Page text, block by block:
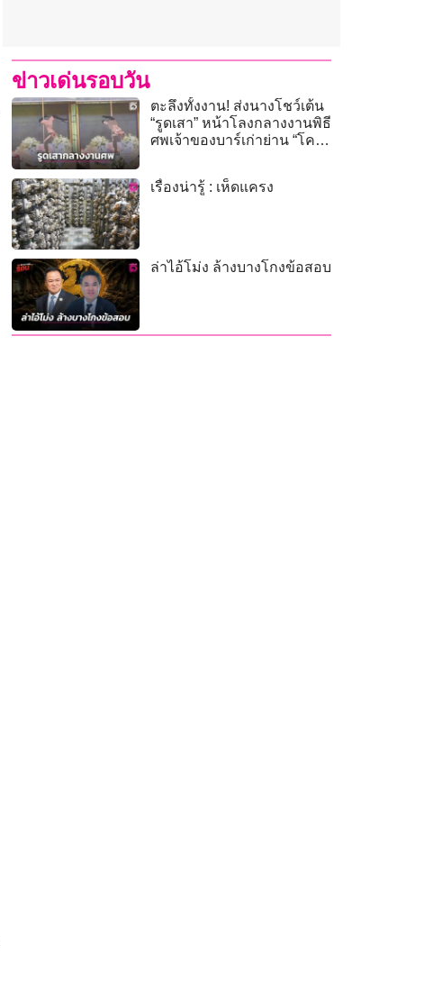
ข่าวเด่นรอบวัน
ตะลึงทั้งงาน! ส่งนางโชว์เต้น
“รูดเสา” หน้าโลงกลางงานพิธี
ศพเจ้าของบาร์เก่าย่าน “โคม
เรื่องน่ารู้ : เห็ดแครง
ล่าไอ้โม่ง ล้างบางโกงข้อสอบ